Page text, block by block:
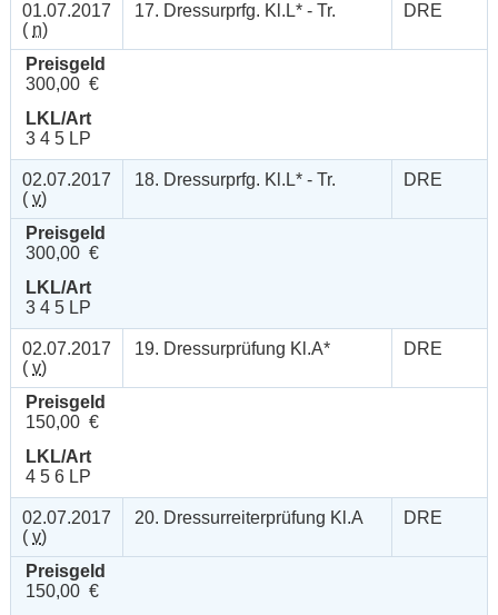
01.07.2017
( n)
17. Dressurprfg. Kl.L* - Tr. DRE
Preisgeld
300,00 €
LKL/Art
3 4 5 LP
02.07.2017
( v)
18. Dressurprfg. Kl.L* - Tr. DRE
Preisgeld
300,00 €
LKL/Art
3 4 5 LP
02.07.2017
( v)
19. Dressurprüfung Kl.A* DRE
Preisgeld
150,00 €
LKL/Art
4 5 6 LP
02.07.2017
( v)
20. Dressurreiterprüfung Kl.A DRE
Preisgeld
150,00 €